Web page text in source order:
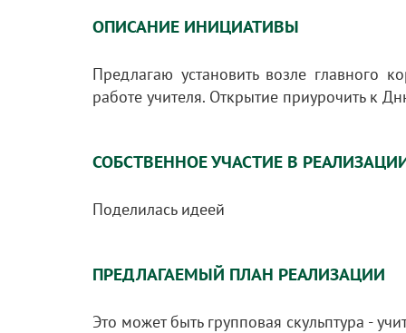
ОПИСАНИЕ ИНИЦИАТИВЫ
Предлагаю установить возле главного
работе учителя. Открытие приурочить к
СОБСТВЕННОЕ УЧАСТИЕ В
Поделилась идеей
ПРЕДЛАГАЕМЫЙ ПЛАН РЕАЛИЗАЦИИ
Это может быть групповая скульптура -